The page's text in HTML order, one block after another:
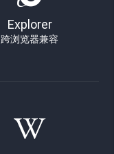
Explorer
跨浏览器兼容